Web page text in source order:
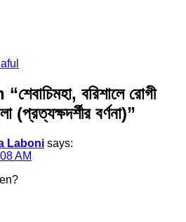
“শেবাচিমহা, বরিশালে রোগী
(প্রত্যক্ষদর্শীর বর্ণনা)”
Laboni says:
AM